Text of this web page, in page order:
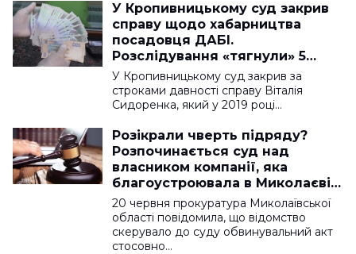
У Кропивницькому суд закрив
справу щодо хабарництва
посадовця ДАБІ.
Розслідування «тягнули» 5
років
У Кропивницькому суд закрив за
строками давності справу Віталія
Сидоренка, який у 2019 році…
Розікрали чверть підряду?
Розпочинається суд над
власником компанії, яка
благоустроювала в Миколаєві
трамвайне полотно
20 червня прокуратура Миколаївської
області повідомила, що відомство
скерувало до суду обвинувальний акт
стосовно…